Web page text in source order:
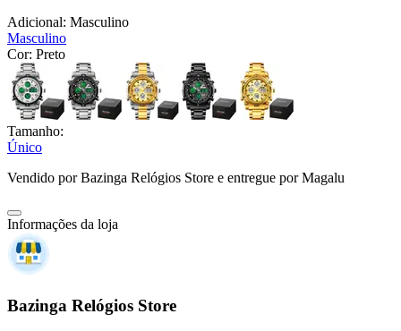
Adicional: Masculino
Masculino
Cor: Preto
Tamanho:
Único
Vendido porBazinga Relógios Store e entregue por Magalu
Informações da loja
Bazinga Relógios Store